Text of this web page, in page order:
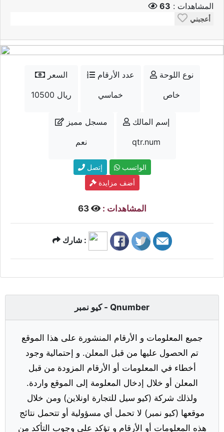
المشاهدات : 63
أعجبني
السعر
10500 ريال
عدد الأرقام
خماسي
نوع اللوحة
خاص
مسجل مميز
نعم
إسم المالك
qtr.num
إتصل
الواتسب
أضف مزايدة
المشاهدات : 63
شارك :
كيو نمبر - Qnumber
جميع المعلومات و الأرقام المنشورة على هذا الموقع
تم الحصول عليها من قبل المعلن. و إحتمالية وجود
أخطاء في المعلومات أو الأرقام المزودة من قبل
المعلن أو خلال إدخال المعلومة إلى الموقع واردة.
ولذلك شركة (كيو سيل للتجارة اونلاين) ومن خلال
موقعها (كيو نمبر) لا تحمل أي مسؤولية أو تتحمل نتائج
هذه المعلومات أو الأرقام و تؤكد على وجوب التأكد من